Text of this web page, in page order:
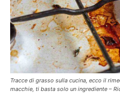
Tracce di grasso sulla cucina, ecco il
macchie, ti basta solo un ingrediente –